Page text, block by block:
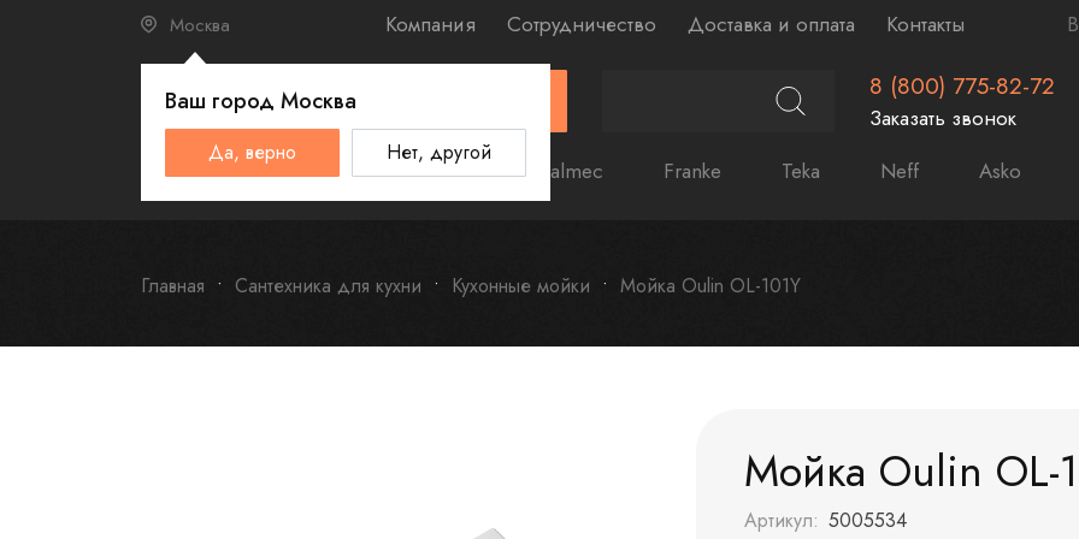
Москва
Ваш город Москва
Да, верно Нет, другой
Компания Сотрудничество Доставка и оплата Контакты
8 (800) 775-82-72
Заказать звонок
Schulthess Smeg Omoikiri Falmec Franke Teka Neff Asko
Главная Сантехника для кухни Кухонные мойки Мойка Oulin OL-101Y
Мойка Oulin OL-
Артикул: 5005534